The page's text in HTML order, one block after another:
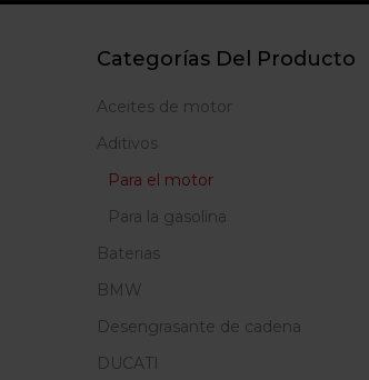
Categorías Del Producto
Aceites de motor
Aditivos
Para el motor
Para la gasolina
Baterias
BMW
Desengrasante de cadena
DUCATI